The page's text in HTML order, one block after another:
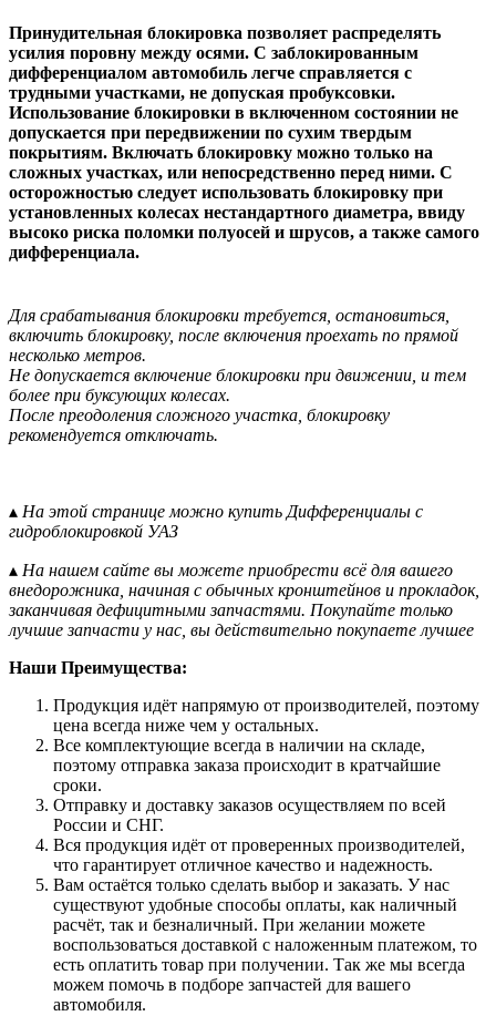
Принудительная блокировка позволяет распределять
усилия поровну между осями. С заблокированным
дифференциалом автомобиль легче справляется с
трудными участками, не допуская пробуксовки.
Использование блокировки в включенном состоянии не
допускается при передвижении по сухим твердым
покрытиям. Включать блокировку можно только на
сложных участках, или непосредственно перед ними. С
осторожностью следует использовать блокировку при
установленных колесах нестандартного диаметра, ввиду
высоко риска поломки полуосей и шрусов, а также самого
дифференциала.
Для срабатывания блокировки требуется, остановиться,
включить блокировку, после включения проехать по прямой
несколько метров.
Не допускается включение блокировки при движении, и тем
более при буксующих колесах.
После преодоления сложного участка, блокировку
рекомендуется отключать.
▴ На этой странице можно купить Дифференциалы с
гидроблокировкой УАЗ
▴ На нашем сайте вы можете приобрести всё для вашего
внедорожника, начиная с обычных кронштейнов и прокладок,
заканчивая дефицитными запчастями. Покупайте только
лучшие запчасти у нас, вы действительно покупаете лучшее
Наши Преимущества:
Продукция идёт напрямую от производителей, поэтому
цена всегда ниже чем у остальных.
Все комплектующие всегда в наличии на складе,
поэтому отправка заказа происходит в кратчайшие
сроки.
Отправку и доставку заказов осуществляем по всей
России и СНГ.
Вся продукция идёт от проверенных производителей,
что гарантирует отличное качество и надежность.
Вам остаётся только сделать выбор и заказать. У нас
существуют удобные способы оплаты, как наличный
расчёт, так и безналичный. При желании можете
воспользоваться доставкой с наложенным платежом, то
есть оплатить товар при получении. Так же мы всегда
можем помочь в подборе запчастей для вашего
автомобиля.